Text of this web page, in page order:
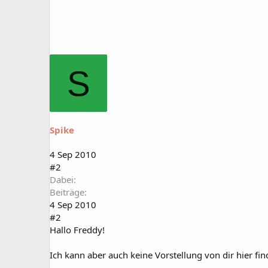
S
Spike
4 Sep 2010
#2
Dabei
Beiträge
4 Sep 2010
#2
Hallo Freddy!
Ich kann aber auch keine Vorstellung von dir hier